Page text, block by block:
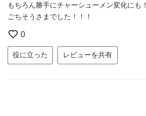
もちろん勝手にチャーシューメン変化にも！
ごちそうさまでした！！！
0
役に立った レビューを共有